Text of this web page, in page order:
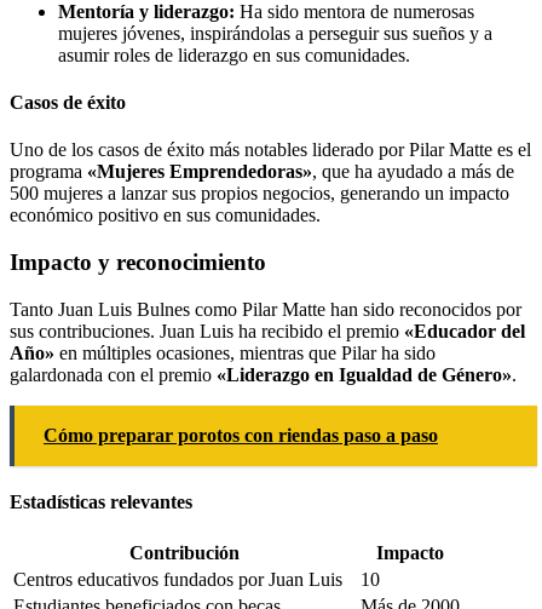
Mentoría y liderazgo: Ha sido mentora de numerosas
mujeres jóvenes, inspirándolas a perseguir sus sueños y a
asumir roles de liderazgo en sus comunidades.
Casos de éxito
Uno de los casos de éxito más notables liderado por Pilar Matte es el
programa «Mujeres Emprendedoras», que ha ayudado a más de
500 mujeres a lanzar sus propios negocios, generando un impacto
económico positivo en sus comunidades.
Impacto y reconocimiento
Tanto Juan Luis Bulnes como Pilar Matte han sido reconocidos por
sus contribuciones. Juan Luis ha recibido el premio «Educador del
Año» en múltiples ocasiones, mientras que Pilar ha sido
galardonada con el premio «Liderazgo en Igualdad de Género».
Cómo preparar porotos con riendas paso a paso
Estadísticas relevantes
Contribución
Impacto
Centros educativos fundados por Juan Luis
10